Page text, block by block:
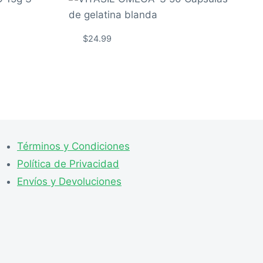
$24.99
Términos y Condiciones
Política de Privacidad
Envíos y Devoluciones